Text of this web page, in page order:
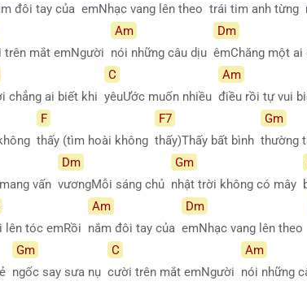
đôi tay của emNhạc vang lên theo trái tim anh từng
trên mắt emNgười
Am
nói những câu dịu
Dm
êmChăng một ai
chẳng ai biết khi
C
yêuƯớc muốn nhiều
Am
điều rồi tự vui
F
thấy (tìm hoài không
F7
thấy)Thấy bất bình
Gm
thường
vấn
Dm
vươngMỗi sáng chủ
Gm
nhật trời không có mây
lên tóc emRồi
Am
nắm đôi tay của
Dm
emNhạc vang lên theo
Gm
ngốc say sưa nụ
C
cười trên mắt emNgười
Am
nói những